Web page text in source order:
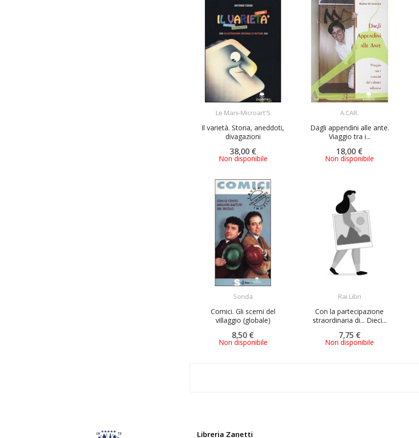
Le Mani-Microart'S
Il varietà. Storia, aneddoti,
divagazioni
38,00 €
Non disponibile
A.CAR.
Dagli appendini alle ante.
Viaggio tra i...
18,00 €
Non disponibile
Sonda
Comici. Gli scemi del
villaggio (globale)
8,50 €
Non disponibile
Rai Libri
Con la partecipazione
straordinaria di... Dieci...
7,75 €
Non disponibile
Libreria Zanetti